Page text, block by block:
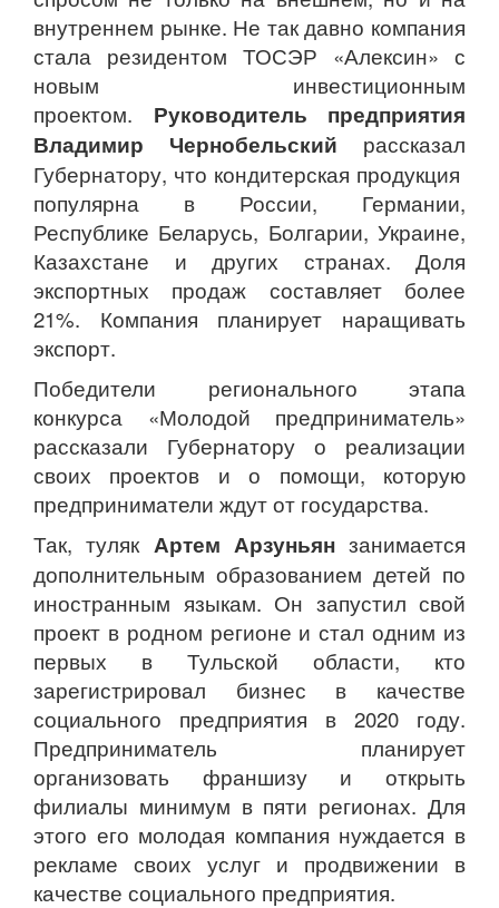
внутреннем рынке. Не так давно компания
стала резидентом ТОСЭР «Алексин» с
новым инвестиционным
проектом. Руководитель предприятия
Владимир Чернобельский рассказал
Губернатору, что кондитерская продукция
популярна в России, Германии,
Республике Беларусь, Болгарии, Украине,
Казахстане и других странах. Доля
экспортных продаж составляет более
21%. Компания планирует наращивать
экспорт.
Победители регионального этапа
конкурса «Молодой предприниматель»
рассказали Губернатору о реализации
своих проектов и о помощи, которую
предприниматели ждут от государства.
Так, туляк Артем Арзуньянзанимается
дополнительным образованием детей по
иностранным языкам. Он запустил свой
проект в родном регионе и стал одним из
первых в Тульской области, кто
зарегистрировал бизнес в качестве
социального предприятия в 2020 году.
Предприниматель планирует
организовать франшизу и открыть
филиалы минимум в пяти регионах. Для
этого его молодая компания нуждается в
рекламе своих услуг и продвижении в
качестве социального предприятия.